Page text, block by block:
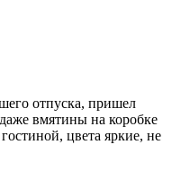
отпуска, пришел
вмятины на коробке
цвета яркие, не